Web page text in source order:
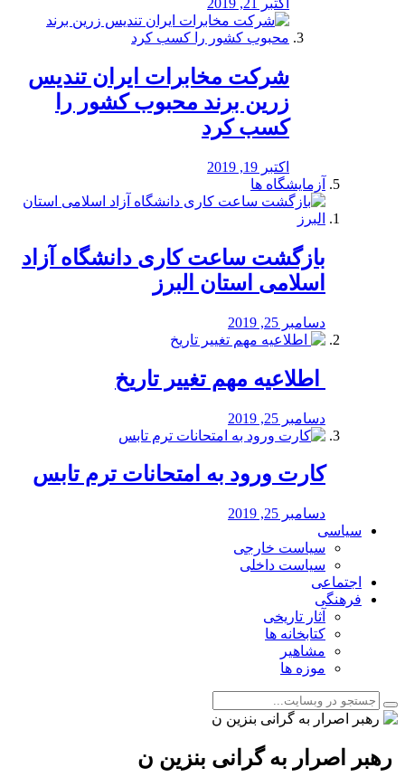
اکتبر 21, 2019
شرکت مخابرات ایران تندیس
زرین برند محبوب کشور را
کسب کرد
اکتبر 19, 2019
آزمایشگاه ها
بازگشت ساعت کاری دانشگاه آزاد
اسلامی استان البرز
دسامبر 25, 2019
️ اطلاعیه مهم تغییر تاریخ
دسامبر 25, 2019
کارت ورود به امتحانات ترم تابس
دسامبر 25, 2019
سیاسی
سیاست خارجی
سیاست داخلی
اجتماعی
فرهنگی
آثار تاریخی
کتابخانه ها
مشاهیر
موزه ها
️ رهبر اصرار به گرانی بنزین ن